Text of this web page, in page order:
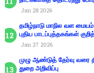
Jan 28 2026
தமிழ்நாடு மாநில வள மையம்
புதிய பாடப்புத்தகங்கள்
Jan 27 2026
முழு ஆண்டுத் தேர்வு வரை
துறை அறிவிப்பு